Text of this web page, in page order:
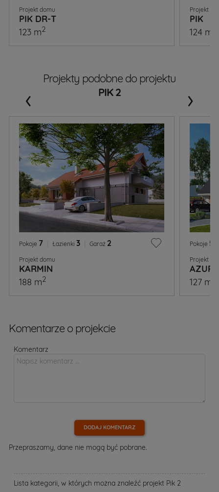
Projekt domu
PIK DR-T
123 m2
Projekt
PIK
124 m
Projekty podobne do projektu
PIK 2
Pokoje 7 Łazienki 3 Garaż 2
Projekt domu
KARMIN
188 m2
Pokoje 5
Projekt
127 m
‹ ›
Komentarze o projekcie
Komentarz
DODAJ KOMENTARZ
Przepraszamy, dane nie mogą być pobrane.
Lista kategorii, w których można znaleźć projekt Pik 2